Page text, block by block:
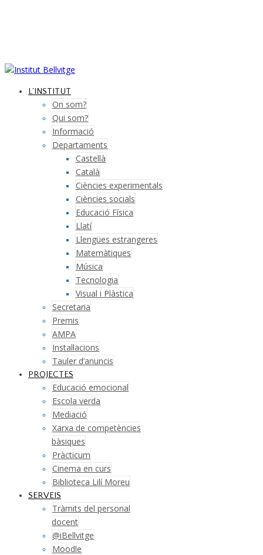
L’INSTITUT
On som?
Qui som?
Informació
Departaments
Castellà
Català
Ciències experimentals
Ciències socials
Educació Física
Llatí
Llengües estrangeres
Matemàtiques
Música
Tecnologia
Visual i Plàstica
Secretaria
Premis
AMPA
Instal·lacions
Tauler d’anuncis
PROJECTES
Educació emocional
Escola verda
Mediació
Xarxa de competències
bàsiques
Pràcticum
Cinema en curs
Biblioteca Lilí Moreu
SERVEIS
Tràmits del personal
docent
@iBellvitge
Moodle